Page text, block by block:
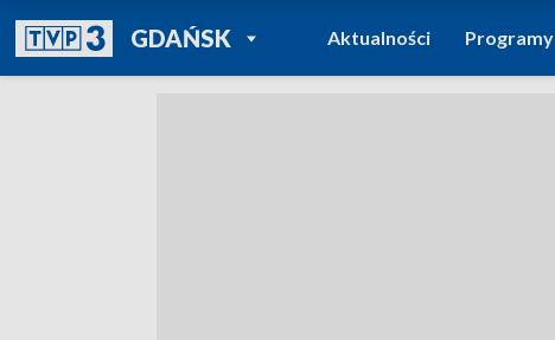
GDAŃSKPOWRÓT DO
TVP REGIONY
Aktualności Programy